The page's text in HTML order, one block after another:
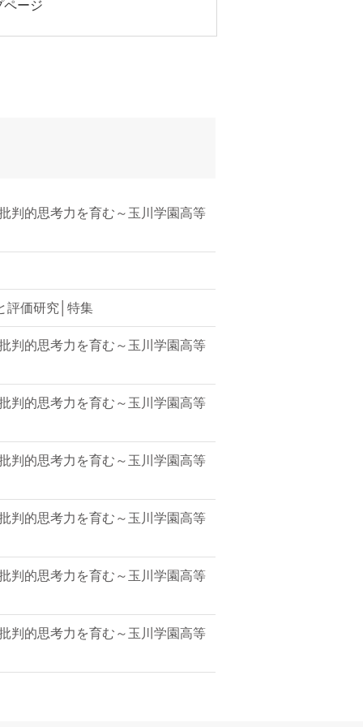
ページ
判的思考力を育む～玉川学園高等
評価研究│特集
判的思考力を育む～玉川学園高等
判的思考力を育む～玉川学園高等
判的思考力を育む～玉川学園高等
判的思考力を育む～玉川学園高等
判的思考力を育む～玉川学園高等
判的思考力を育む～玉川学園高等